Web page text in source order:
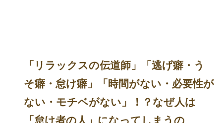
「リラックスの伝道師」「逃げ癖・う
そ癖・怠け癖」「時間がない・必要性が
ない・モチベがない」！？なぜ人は
「怠け者の人」になってしまうの